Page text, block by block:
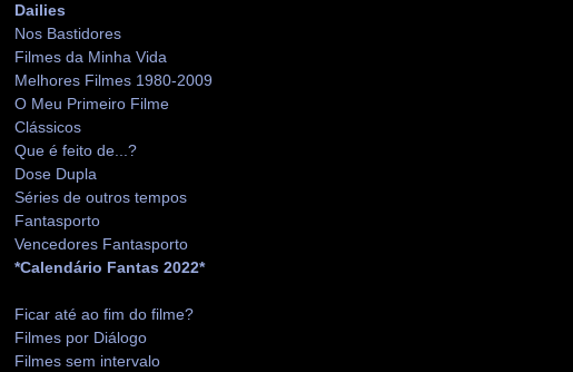
Dailies
Nos Bastidores
Filmes da Minha Vida
Melhores Filmes 1980-2009
O Meu Primeiro Filme
Clássicos
Que é feito de...?
Dose Dupla
Séries de outros tempos
Fantasporto
Vencedores Fantasporto
*Calendário Fantas 2022*
Ficar até ao fim do filme?
Filmes por Diálogo
Filmes sem intervalo